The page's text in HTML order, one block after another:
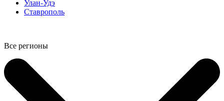
Улан-Удэ
Ставрополь
Все регионы